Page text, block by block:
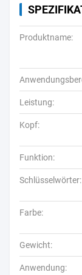
Produktname:
Leistung:
Kopf:
Funktion:
Schlüsselwörter:
Farbe:
Gewicht:
Anwendung: